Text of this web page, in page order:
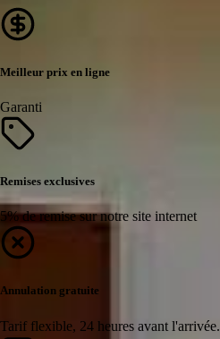
Meilleur prix en ligne
Garanti
Remises exclusives
5% de remise sur notre site internet
Annulation gratuite
Tarif flexible, 24 heures avant l'arrivée.